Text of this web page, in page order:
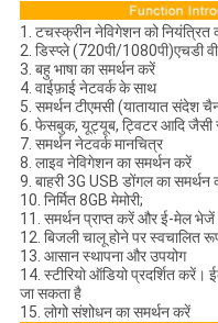
1. टचस्क्रीन नेविगेशन को नियंत्रित
2. डिस्प्ले (720पी/1080पी)एचडी
3. बहु भाषा का समर्थन करें
4. वाईफ़ाई नेटवर्क के साथ
5. समर्थन टीएमसी (यातायात संदेश
6. फेसबुक, यूट्यूब, ट्विटर आदि जैसी
7. समर्थन नेटवर्क मानचित्र
8. लाइव नेविगेशन का समर्थन करें
9. बाहरी 3G USB डोंगल का समर्थन
10. निर्मित 8GB मेमोरी;
11. समर्थन प्राप्त करें और ई-मेल भेजें
12. बिजली चालू होने पर स्वचालित
13. आसान स्थापना और उपयोग
14. स्टीरियो ऑडियो प्रदर्शित
जा सकता है
15. लोगो संशोधन का समर्थन करें